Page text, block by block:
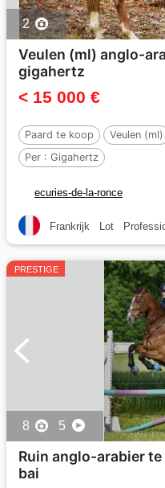
2
Veulen (ml) anglo-
gigahertz
< 15 000 €
Paard te koop Veulen (ml)
Per : Gigahertz
ecuries-de-la-ronce
Frankrijk Lot
PRESTIGE
8 5
Ruin anglo-arabier
bai